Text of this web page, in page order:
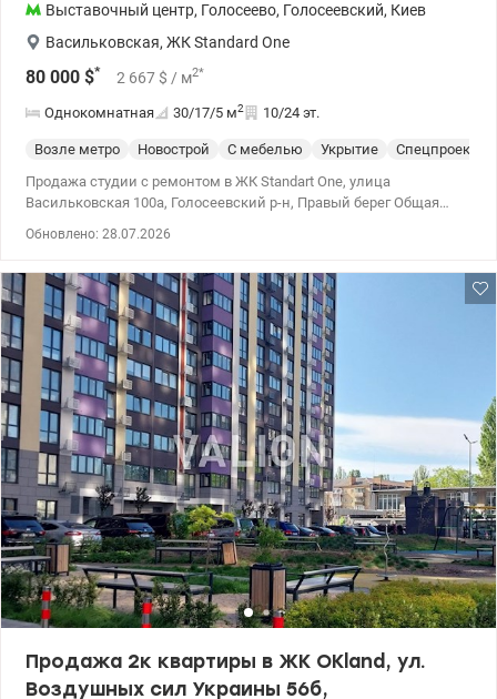
Выставочный центр, Голосеево, Голосеевский, Киев
Васильковская, ЖК Standard One
80 000 $* 2 667 $ / м2*
Однокомнатная 30/17/5 м2 10/24 эт.
Возле метро Новострой С мебелью Укрытие Спецпроект
Продажа студии с ремонтом в ЖК Standart One, улица
Васильковская 100а, Голосеевский р-н, Правый берег Общая
этажного дома Квартира с новым качественным ремонтом,
полностью укомплектована мебелью и техникой. ЖК Standart
One — это современный дом с отличной локацией. В доме есть
подземный паркинг, генераторы, собственная котельная и
коворкинг на первом этаже. Рядом с домом метро, парк и
Выставочный центр (ВДНГ). Цена: 80 000 у.е. Комиссия
агентства: 5% Виктор: 0935705384 valion.ua/1154672
Обновлено: 28.07.2026
Продажа 2к квартиры в ЖК OKland, ул.
Воздушных сил Украины 56б,